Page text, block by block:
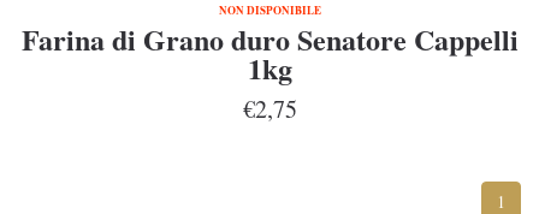
NON DISPONIBILE
Farina di Grano duro Senatore Cappelli
1kg
€2,75
1